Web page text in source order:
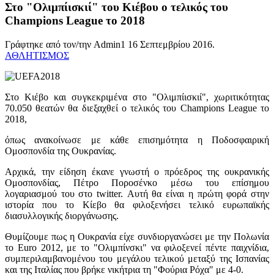
Στο "Ολιμπίισκιί" του Κιέβου ο τελικός του
Champions League το 2018
Γράφτηκε από τον/την Admin1 16 Σεπτεμβρίου 2016.
ΑΘΛΗΤΙΣΜΟΣ
Στο Κιέβο και συγκεκριμένα στο "Ολιμπίισκιί", χωριτικότητας
70.050 θεατών θα διεξαχθεί ο τελικός του Champions League το
2018,
όπως ανακοίνωσε με κάθε επισημότητα η Ποδοσφαιρική
Ομοσπονδία της Ουκρανίας.
Αρχικά, την είδηση έκανε γνωστή ο πρόεδρος της ουκρανικής
Ομοσπονδίας, Πέτρο Ποροσένκο μέσω του επίσημου
λογαριασμού του στο twitter. Αυτή θα είναι η πρώτη φορά στην
ιστορία που το Κίεβο θα φιλοξενήσει τελικό ευρωπαϊκής
διασυλλογικής διοργάνωσης.
Θυμίζουμε πως η Ουκρανία είχε συνδιοργανώσει με την Πολωνία
το Euro 2012, με το "Ολιμπίνσκι" να φιλοξενεί πέντε παιχνίδια,
συμπεριλαμβανομένου του μεγάλου τελικού μεταξύ της Ισπανίας
και της Ιταλίας που βρήκε νικήτρια τη "Φούρια Ρόχα" με 4-0.